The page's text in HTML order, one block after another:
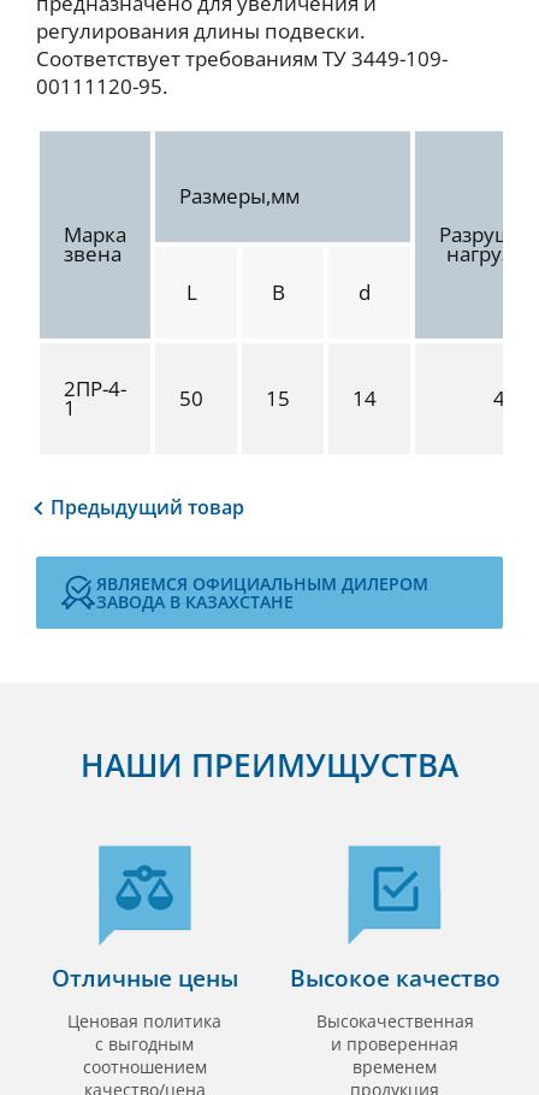
регулирования длины подвески.
Соответствует требованиям ТУ 3449-109-
00111120-95.
Марка
звена
Размеры,мм
L
B d
2ПР-4-
1 50 15 14 40
Предыдущий товар
ЯВЛЯЕМСЯ ОФИЦИАЛЬНЫМ ДИЛЕРОМ
ЗАВОДА В КАЗАХСТАНЕ
НАШИ ПРЕИМУЩУСТВА
Отличные цены
Ценовая политика
с выгодным
соотношением
качество/цена
Высокое качество
Высокачественная
и проверенная
временем
продукция